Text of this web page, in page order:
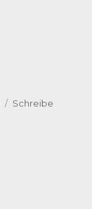
Schreibe